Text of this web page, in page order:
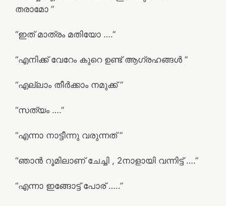
തരാമോ ”
“ഇത് മാത്രം മതിയോ ….”
“എനിക്ക് വേറേം കുറെ ഉണ്ട് ആഗ്രഹങ്ങൾ ”
“എല്ലാം തീർക്കാം നമുക്ക് ”
“സത്യം ….”
“എന്നാ നാട്ടീന്നു വരുന്നത് ”
“ഞാൻ റൂമിലാണ് ചേച്ചി , 2നാളായി വന്നിട്ട് ….”
“എന്നാ ഇങ്ങോട്ട് പോര് …..”